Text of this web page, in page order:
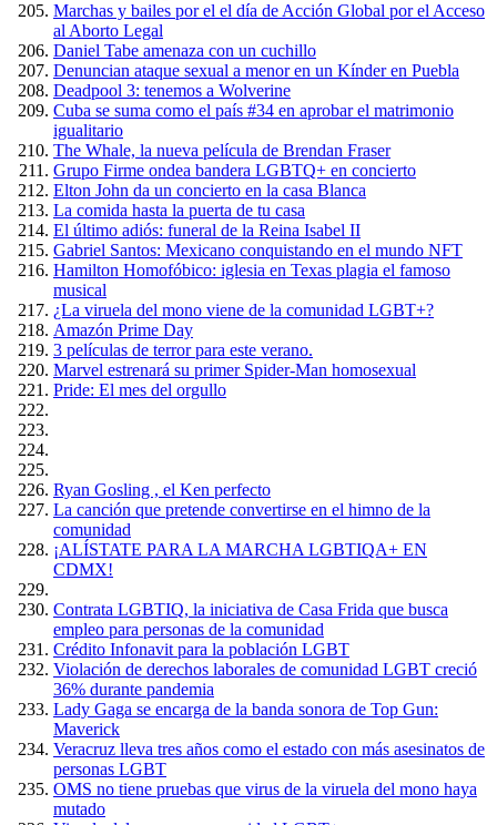
Marchas y bailes por el el día de Acción Global por el Acceso
al Aborto Legal
Daniel Tabe amenaza con un cuchillo
Denuncian ataque sexual a menor en un Kínder en Puebla
Deadpool 3: tenemos a Wolverine
Cuba se suma como el país #34 en aprobar el matrimonio
igualitario
The Whale, la nueva película de Brendan Fraser
Grupo Firme ondea bandera LGBTQ+ en concierto
Elton John da un concierto en la casa Blanca
La comida hasta la puerta de tu casa
El último adiós: funeral de la Reina Isabel II
Gabriel Santos: Mexicano conquistando en el mundo NFT
Hamilton Homofóbico: iglesia en Texas plagia el famoso
musical
¿La viruela del mono viene de la comunidad LGBT+?
Amazón Prime Day
3 películas de terror para este verano.
Marvel estrenará su primer Spider-Man homosexual
Pride: El mes del orgullo
Ryan Gosling , el Ken perfecto
La canción que pretende convertirse en el himno de la
comunidad
¡ALÍSTATE PARA LA MARCHA LGBTIQA+ EN
CDMX!
Contrata LGBTIQ, la iniciativa de Casa Frida que busca
empleo para personas de la comunidad
Crédito Infonavit para la población LGBT
Violación de derechos laborales de comunidad LGBT creció
36% durante pandemia
Lady Gaga se encarga de la banda sonora de Top Gun:
Maverick
Veracruz lleva tres años como el estado con más asesinatos de
personas LGBT
OMS no tiene pruebas que virus de la viruela del mono haya
mutado